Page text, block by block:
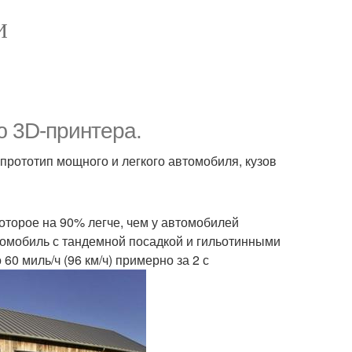
принтера.
мощного и легкого автомобиля, кузов
на 90% легче, чем у автомобилей
с тандемной посадкой и гильотинными
миль/ч (96 км/ч) примерно за 2 с